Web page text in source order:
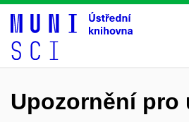
Upozornění pro